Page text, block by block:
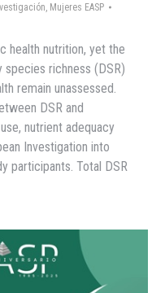
, Mujeres EASP
health nutrition, yet the
richness (DSR)
remain unassessed.
DSR and
nutrient adequacy
Investigation into
participants. Total DSR